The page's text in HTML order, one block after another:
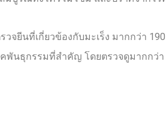
วจยีนที่เกี่ยวข้องกับมะเร็ง มากกว่า
คพันธุกรรมที่สำคัญ โดยตรวจดูมากกว่า